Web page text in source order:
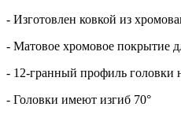
- Изготовлен ковкой из
- Матовое хромовое покрытие
- 12-гранный профиль
- Головки имеют изгиб 70°